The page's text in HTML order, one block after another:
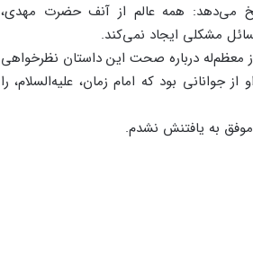
مى‌‌دهد: همه عالم از آنف حضرت مهدى،
مشکلى ایجاد نمى‌‌کند.
معظم‌‌له درباره صحت این داستان نظرخواهى
بود که امام زمان، علیه‌‌السلام، را
موفق به یافتنش نشدم.